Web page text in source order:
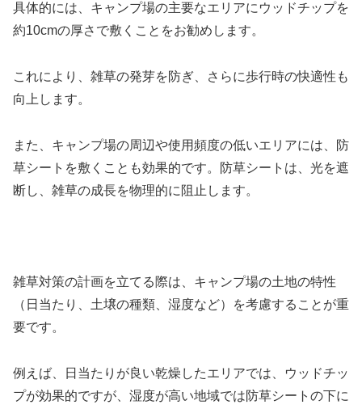
具体的には、キャンプ場の主要なエリアにウッドチップを
約10cmの厚さで敷くことをお勧めします。
これにより、雑草の発芽を防ぎ、さらに歩行時の快適性も
向上します。
また、キャンプ場の周辺や使用頻度の低いエリアには、防
草シートを敷くことも効果的です。防草シートは、光を遮
断し、雑草の成長を物理的に阻止します。
雑草対策の計画を立てる際は、キャンプ場の土地の特性
（日当たり、土壌の種類、湿度など）を考慮することが重
要です。
例えば、日当たりが良い乾燥したエリアでは、ウッドチッ
プが効果的ですが、湿度が高い地域では防草シートの下に